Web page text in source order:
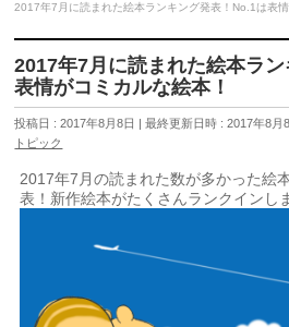
2017年7月に読まれた絵本ランキング発表！No.1は表情
2017年7月に読まれた絵本ラ
表情がコミカルな絵本！
投稿日 : 2017年8月8日 最終更新日時 : 2017年8月
トピック
2017年7月の読まれた数が多かった絵
表！新作絵本がたくさんランクインし